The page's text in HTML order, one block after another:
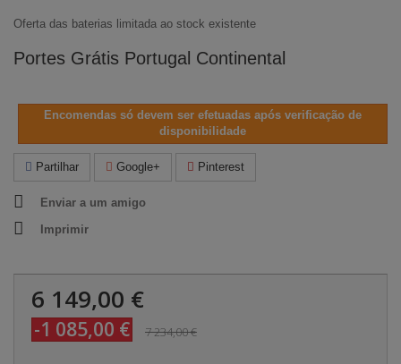
Oferta das baterias limitada ao stock existente
Portes Grátis Portugal Continental
Encomendas só devem ser efetuadas após verificação de
disponibilidade
Partilhar Google+ Pinterest
Enviar a um amigo
Imprimir
6 149,00 €
-1 085,00 € 7 234,00 €